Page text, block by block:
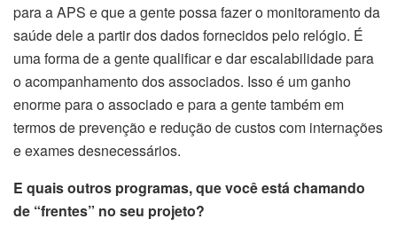
para a APS e que a gente possa fazer o monitoramento da
saúde dele a partir dos dados fornecidos pelo relógio. É
uma forma de a gente qualificar e dar escalabilidade para
o acompanhamento dos associados. Isso é um ganho
enorme para o associado e para a gente também em
termos de prevenção e redução de custos com internações
e exames desnecessários.
E quais outros programas, que você está chamando
de “frentes” no seu projeto?